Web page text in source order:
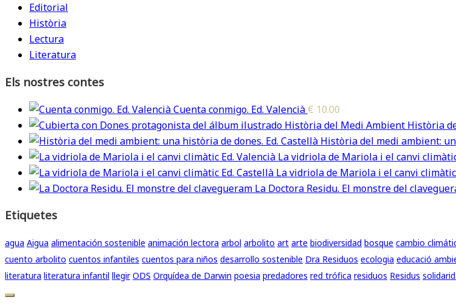
Editorial
Història
Lectura
Literatura
Els nostres contes
Cuenta conmigo. Ed. Valencià € 10.00
Història
Història del medi ambient:
La vidriola de Mariola i el canvi
La vidriola de Mariola i el canvi
La Doctora Residu. El monstre del
Etiquetes
agua Aigua alimentación sostenible animación lectora arbol arbolito art arte biodiversidad bosque cambio
cuento arbolito cuentos infantiles cuentos para niños desarrollo sostenible Dra Residuos ecologia educació
literatura literatura infantil llegir ODS Orquídea de Darwin poesia predadores red trófica residuos Residus